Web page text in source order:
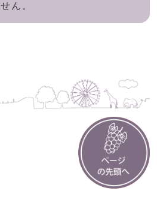
ん。